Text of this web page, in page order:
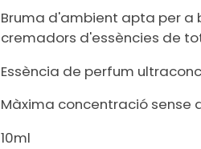
Bruma d'ambient apta per a
cremadors d'essències de
Essència de perfum
Màxima concentració sense
10ml